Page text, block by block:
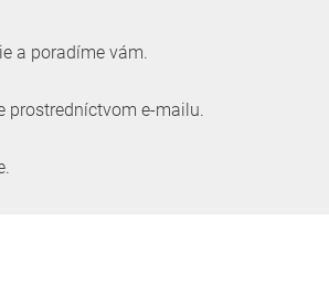
a poradíme vám.
prostredníctvom e-mailu.